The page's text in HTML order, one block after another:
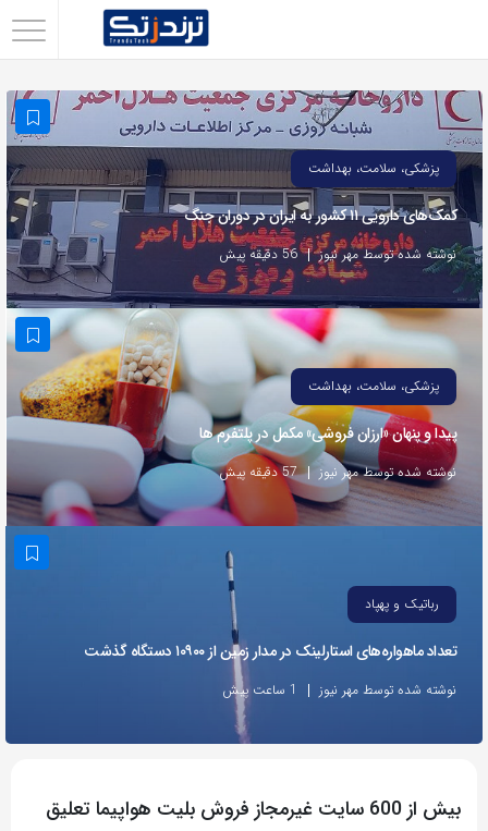
با
استفاده
روش‌های
زیر
می‌توانید
این
صفحه
دوستان
خود
به
اشتراک
لینک
پزشکی، سلامت، بهداشت
کمک‌های دارویی ۱۱ کشور به ایران در دوران جنگ
نوشته شده توسط مهر نیوز 56 دقیقه پیش
پزشکی، سلامت، بهداشت
پیدا و پنهان «ارزان فروشی» مکمل در پلتفرم ها
نوشته شده توسط مهر نیوز 57 دقیقه پیش
رباتیک و پهپاد
تعداد ماهواره‌های استارلینک‌ در مدار زمین از ۱۰۹۰۰ دستگاه گذشت
نوشته شده توسط مهر نیوز 1 ساعت پیش
بیش از 600 سایت غیرمجاز فروش بلیت هواپیما تعلیق